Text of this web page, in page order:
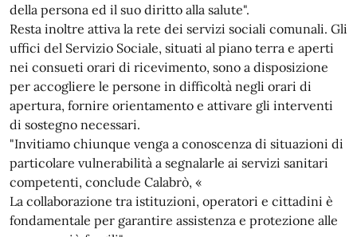
della persona ed il suo diritto alla salute".
Resta inoltre attiva la rete dei servizi sociali comunali. Gli
uffici del Servizio Sociale, situati al piano terra e aperti
nei consueti orari di ricevimento, sono a disposizione
per accogliere le persone in difficoltà negli orari di
apertura, fornire orientamento e attivare gli interventi
di sostegno necessari.
"Invitiamo chiunque venga a conoscenza di situazioni di
particolare vulnerabilità a segnalarle ai servizi sanitari
competenti, conclude Calabrò, «
La collaborazione tra istituzioni, operatori e cittadini è
fondamentale per garantire assistenza e protezione alle